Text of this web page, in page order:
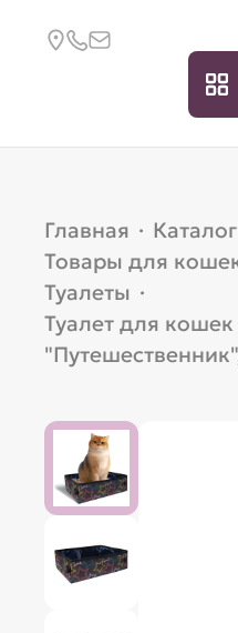
Главная · Каталог
Товары для
Туалеты ·
Туалет для